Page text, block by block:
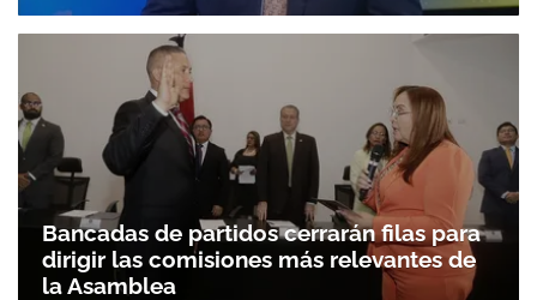
Bancadas de partidos cerrarán filas para
dirigir las comisiones más relevantes de
la Asamblea